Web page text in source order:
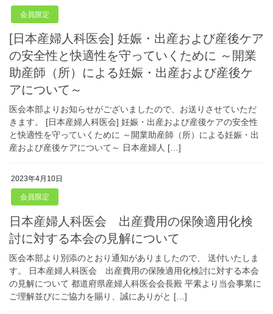
会員限定
[日本産婦人科医会] 妊娠・出産および産後ケア
の安全性と快適性を守っていくために ～開業
助産師（所）による妊娠・出産および産後ケ
アについて～
医会本部よりお知らせがございましたので、お送りさせていただ
きます。 [日本産婦人科医会] 妊娠・出産および産後ケアの安全性
と快適性を守っていくために ～開業助産師（所）による妊娠・出
産および産後ケアについて～ 日本産婦人 […]
2023年4月10日
会員限定
日本産婦人科医会 出産費用の保険適用化検
討に対する本会の見解について
医会本部より別添のとおり通知がありましたので、 送付いたしま
す。 日本産婦人科医会 出産費用の保険適用化検討に対する本会
の見解について 都道府県産婦人科医会会長殿 平素より当会事業に
ご理解並びにご協力を賜り、誠にありがと […]